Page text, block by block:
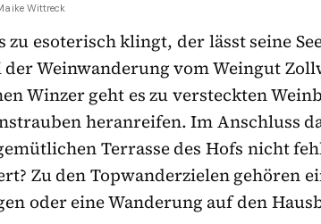
Wittreck
zu esoterisch klingt, der lässt seine
der Weinwanderung vom Weingut
Winzer geht es zu versteckten
heranreifen. Im Anschluss
Terrasse des Hofs nicht
Zu den Topwanderzielen gehören
oder eine Wanderung auf den